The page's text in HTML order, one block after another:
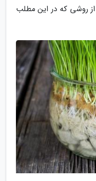
روشی که در این مطلب